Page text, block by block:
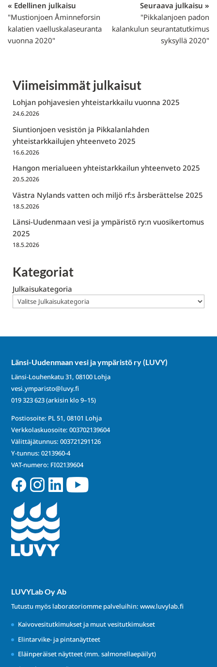
« Edellinen julkaisu
"Mustionjoen Åminneforsin
kalatien vaelluskalaseuranta
vuonna 2020"
Seuraava julkaisu »
"Pikkalanjoen padon
kalankulun seurantatutkimus
syksyllä 2020"
Viimeisimmät julkaisut
Lohjan pohjavesien yhteistarkkailu vuonna 2025
24.6.2026
Siuntionjoen vesistön ja Pikkalanlahden
yhteistarkkailujen yhteenveto 2025
16.6.2026
Hangon merialueen yhteistarkkailun yhteenveto 2025
20.5.2026
Västra Nylands vatten och miljö rf:s årsberättelse 2025
18.5.2026
Länsi-Uudenmaan vesi ja ympäristö ry:n vuosikertomus
2025
18.5.2026
Kategoriat
Julkaisukategoria
Länsi-Uudenmaan vesi ja ympäristö ry (LUVY)
Länsi-Louhenkatu 31, 08100 Lohja
vesi.ymparisto@luvy.fi
019 323 623(arkisin klo 9–15)
Postiosoite: PL 51, 08101 Lohja
Verkkolaskuosoite: 003702139604
Välittäjätunnus: 003721291126
Y-tunnus: 0213960-4
VAT-numero: FI02139604
LUVYLab Oy Ab
Tutustu myös laboratoriomme palveluihin: www.luvylab.fi
Kaivovesitutkimukset ja muut vesitutkimukset
Elintarvike- ja pintanäytteet
Eläinperäiset näytteet (mm. salmonellaepäilyt)